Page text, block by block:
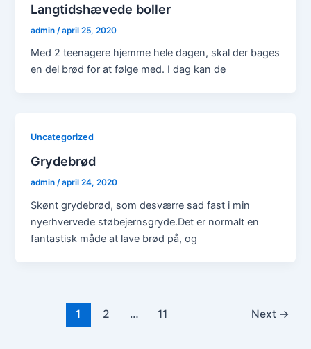
Langtidshævede boller
admin /april 25, 2020
Med 2 teenagere hjemme hele dagen, skal der bages
en del brød for at følge med. I dag kan de
Uncategorized
Grydebrød
admin/april 24, 2020
Skønt grydebrød, som desværre sad fast i min
nyerhvervede støbejernsgryde.Det er normalt en
fantastisk måde at lave brød på, og
1 2 … 11 Next →